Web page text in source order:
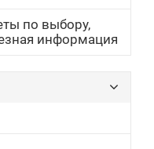
по выбору,
информация